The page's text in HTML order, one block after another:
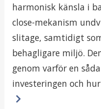
harmonisk känsla i
close-mekanism
slitage, samtidigt
behagligare miljö.
genom varför en
investeringen och